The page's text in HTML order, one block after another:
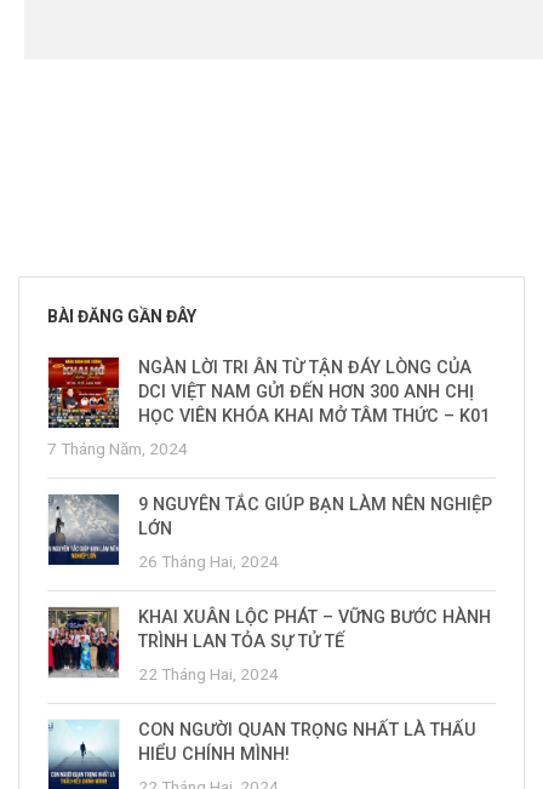
BÀI ĐĂNG GẦN ĐÂY
NGÀN LỜI TRI ÂN TỪ TẬN ĐÁY LÒNG CỦA
DCI VIỆT NAM GỬI ĐẾN HƠN 300 ANH CHỊ
HỌC VIÊN KHÓA KHAI MỞ TÂM THỨC – K01
7 Tháng Năm, 2024
9 NGUYÊN TẮC GIÚP BẠN LÀM NÊN NGHIỆP
LỚN
26 Tháng Hai, 2024
KHAI XUÂN LỘC PHÁT – VỮNG BƯỚC HÀNH
TRÌNH LAN TỎA SỰ TỬ TẾ
22 Tháng Hai, 2024
CON NGƯỜI QUAN TRỌNG NHẤT LÀ THẤU
HIỂU CHÍNH MÌNH!